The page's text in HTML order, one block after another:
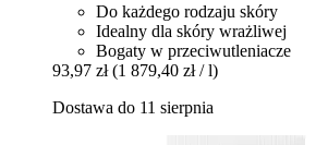
Do każdego rodzaju skóry
Idealny dla skóry wrażliwej
Bogaty w przeciwutleniacze
93,97 zł (1 879,40 zł / l)
Dostawa do 11 sierpnia